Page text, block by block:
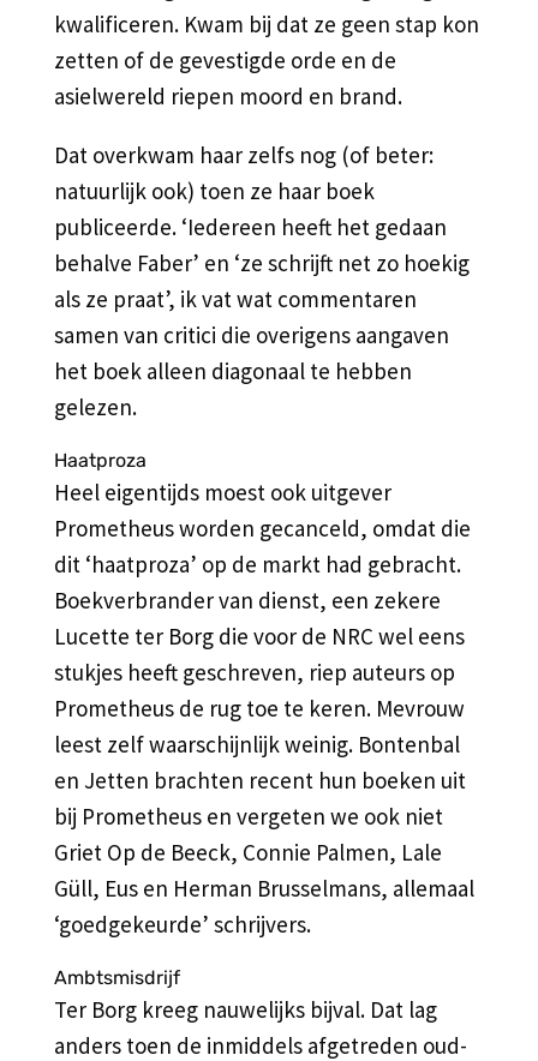
kwalificeren. Kwam bij dat ze geen stap kon
zetten of de gevestigde orde en de
asielwereld riepen moord en brand.
Dat overkwam haar zelfs nog (of beter:
natuurlijk ook) toen ze haar boek
publiceerde. ‘Iedereen heeft het gedaan
behalve Faber’ en ‘ze schrijft net zo hoekig
als ze praat’, ik vat wat commentaren
samen van critici die overigens aangaven
het boek alleen diagonaal te hebben
gelezen.
Haatproza
Heel eigentijds moest ook uitgever
Prometheus worden gecanceld, omdat die
dit ‘haatproza’ op de markt had gebracht.
Boekverbrander van dienst, een zekere
Lucette ter Borg die voor de NRC wel eens
stukjes heeft geschreven, riep auteurs op
Prometheus de rug toe te keren. Mevrouw
leest zelf waarschijnlijk weinig. Bontenbal
en Jetten brachten recent hun boeken uit
bij Prometheus en vergeten we ook niet
Griet Op de Beeck, Connie Palmen, Lale
Güll, Eus en Herman Brusselmans, allemaal
‘goedgekeurde’ schrijvers.
Ambtsmisdrijf
Ter Borg kreeg nauwelijks bijval. Dat lag
anders toen de inmiddels afgetreden oud-